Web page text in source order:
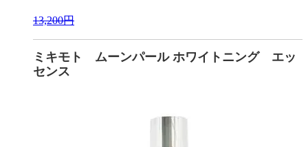
13,200円
ミキモト ムーンパール ホワイトニング エッ
センス